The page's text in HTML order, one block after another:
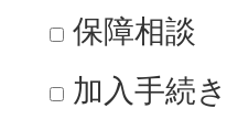
保障相談
加入手続き